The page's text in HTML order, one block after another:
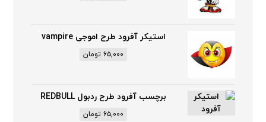
استیکر آفرود طرح اموجی vampire
۶۵,۰۰۰ تومان
برچسب آفرود طرح ردبول REDBULL
۶۵,۰۰۰ تومان